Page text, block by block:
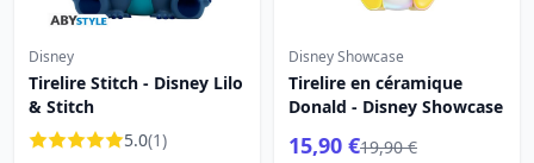
Disney
Tirelire Stitch - Disney Lilo
& Stitch
5.0(1)
Disney Showcase
Tirelire en céramique
Donald - Disney Showcase
15,90 €19,90 €